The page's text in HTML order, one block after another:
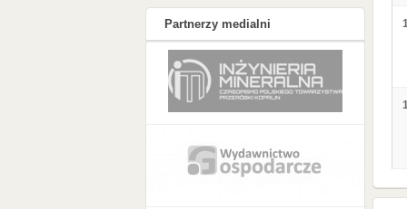
Partnerzy medialni